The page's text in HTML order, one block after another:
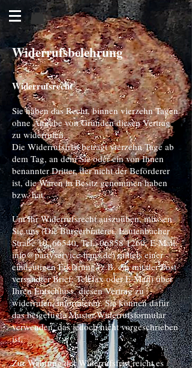
Widerrufsbelehrung
Widerrufsrecht
Sie haben das Recht, binnen vierzehn Tagen
ohne Angabe von Gründen diesen Vertrag
zu widerrufen.
Die Widerrufsfrist beträgt vierzehn Tage ab
dem Tag, an dem Sie oder ein von Ihnen
benannter Dritter, der nicht der Beförderer
ist, die Waren in Besitz genommen haben
bzw. hat.
Um Ihr Widerrufsrecht auszuüben, müssen
Sie uns (Die Burgerbraterei, Lautenbacher
Straße 10, 66540, Tel.:06858 1260, E-Mail:
info@partyservice-hans.de) mittels einer
eindeutigen Erklärung (z.B. ein mit der Post
versandter Brief, Telefax oder E-Mail) über
Ihren Entschluss, diesen Vertrag zu
widerrufen, informieren. Sie können dafür
das beigefügte Muster-Widerrufsformular
verwenden, das jedoch nicht vorgeschrieben
ist.
Zur Wahrung der Widerrufsfrist reicht es